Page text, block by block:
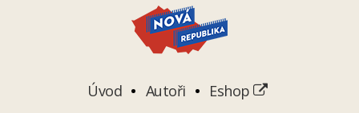
Úvod Autoři Eshop